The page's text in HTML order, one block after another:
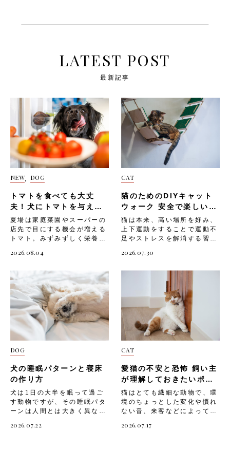
クです。猫は本能的に高い場
も最適です。「棚板ステッ
を取り付け、猫が飛び移りな
このときに使用する棚板は、
猫の体重をしっかり支えられ
る、耐荷重の高いものを選ん
でください。「棚板ステッ
プ」は、以下のような手順で
設置しましょう。・壁の下地
の位置を確認し、棚受け金具
をしっかりと固定する・猫が
板を配置する・滑り止めシー
トやカーペットを棚板の上に
貼る・実際に愛猫を乗せてみ
て、ぐらつきがないか確認す
る以下は、「棚板ステップ」
の注意ポイントです。・棚板
は必ず下地のある場所にビス
ず、無理なく上り下りできる
しても大きな怪我をしないよ
う、下に厚手のマットを敷く
突っ張り棒ポール 猫が楽し
めるDIYキャットウォークと
して、「突っ張り棒ポール」
もお勧めです。天井と床の間
に突っ張り棒を設置し、爪と
ぎ素材の麻縄を巻き付けたポ
ールの光景は、SNSなどでも
よく見かけますよね。室内で
の「突っ張り棒ポール」に
は、下記のような素材をお勧
めします。・滑り止め加工の
された突っ張り棒・麻縄やジ
ュート素材のロープ・爪とぎ
機能付きのカバー「突っ張り
棒ポール」は、以下のような
で部屋のレイアウトが変わ
の変化」に関する注意ポイン
少しずつ行う・愛猫のお気に
ま使わせる・落ち着ける隠れ
場所を必ず確保しておく 大
きな音や苦手な音 「大きな
音や苦手な音」も、猫が恐怖
を感じやすい原因です。猫は
聴覚が非常に優れているた
め、人にとっては気にならな
い音でも猫にとっては大きな
す。「大きな音や苦手な音」
として、以下のようなものが
挙げられます。・雷や花火の
音・掃除機やドライヤーの
音・工事や車のクラクション
などの外の騒音以下は、「大
きな音や苦手な音」に関する
る前後は愛猫のそばで安心さ
るなどして音を軽減する工夫
をする・無理に抱き上げず、
隠れたい場所に隠れさせてあ
げる 来客や新しい家族 「来
客や新しい家族」も、猫にと
って不安の原因になりやすい
出来事です。知らない人やほ
かの動物のニオイ、声、気配
は、猫にとって警戒すべき対
象に映ることがあります。
「来客や新しい家族」で注意
したい場面には、以下のよう
なものがあります。・見知ら
ぬ人が家に来る・新しい猫や
犬を迎える・赤ちゃんが生ま
れる以下は、「来客や新しい
家族」に関する注意ポイント
「猫の適切な運動量の目安」
を見ていきましょう。 猫の
適切な運動量の目安 猫に必
の目安を参考に、愛猫に合っ
た運動量を確保してあげまし
ょう。 子猫（〜1歳） 子猫
は体の発達とともに、旺盛な
好奇心とエネルギーを持って
います。 1日に複数回、合計
30〜60分程度の遊び時間を
設けるのが理想的です。 短
時間で全力遊びを繰り返す子
たり10〜15分を目安に遊ん
であげましょう。 子猫の遊
びには、以下のようなポイン
トがあります。・運動量が多
いので1日数回に分けて遊
ぶ・骨や関節がまだ発達段階
なので激しすぎる運動は避け
って好奇心を刺激する 成猫
（1〜7歳） 成猫は1日合計
20〜30分程度の活発な遊び
が適切とされています。 猫
は短時間に集中してエネルギ
ーを使う「バースト運動」が
得意なため、長時間遊ばせる
よりも1回5〜10分の遊びを1
です。 成猫の遊びには、以
下のようなポイントがありま
す。・狩猟本能を刺激するお
もちゃを活用する・猫が集中
できる静かな環境で遊ぶ・猫
のペースに合わせ、強制せず
に遊ぶ シニア猫（7歳〜）
低下してきますが、それでも
猫が穏やかな毎日を送れるよ
う、リラックスできる環境づ
くりを意識しましょう。 次
猫のためのリラックス法 愛
猫には、自宅でもリラックス
してストレスなく過ごしてほ
しいですよね。 以下のよう
なリラックステクニックで、
愛猫が安心して過ごせる時間
をつくってあげましょう。
マッサージ 「マッサージ」
は、手軽にできて猫がリラッ
猫は触れられることで安心感
を覚える動物なので、「マッ
サージ」はストレス解消や飼
い主さんとの絆を深めるのに
も最適です。 「マッサー
ジ」は、愛猫の体を優しくな
でるように触れるだけ。 こ
無理に触らず、猫が喜ぶ場所
を中心にゆっくりと行ってく
ださい。 「マッサージ」
は、以下のような手順で行い
ましょう。・愛猫がリラック
スしているタイミングを見計
らって始める・顔まわりや首
の付け根、背中など、猫が好
愛猫の様子を見ながら、嫌が
るそぶりがあればすぐに手を
止める・気持ちよさそうにし
ていたら、優しく声をかけな
がら続ける以下は、「マッサ
ージ」の注意ポイントで
す。・無理に長時間行わず、
る・力を入れすぎず、常に優
LATEST POST
最新記事
NEW, DOG
2026.08.04
トマトを食べても大丈
夫！犬にトマトを与える
際の注意を解説！
夏場は家庭菜園やスーパーの
店先で目にする機会が増える
トマト。みずみずしく栄養も
けてあげたいと感じる飼い主
ただしトマトには、犬に与え
るうえで気をつけたい部位や
分量が存在します。知識が不
十分なまま口にさせてしまう
と、体調を崩す原因になりか
ねません。 今回は、「トマ
トを与える際に気をつけたい
部位や成分」と、「愛犬へ安
全にトマトを取り入れる方
ついて解説していきます。
トマトを与える際に気をつけ
は犬にとって危険な食材では
ありませんが、与え方次第で
不調につながることがありま
す。なかでも意識しておきた
CAT
2026.07.30
猫のためのDIYキャット
ウォーク 安全で楽しい空
中遊具の作り方
猫は本来、高い場所を好み、
上下運動をすることで運動不
足やストレスを解消する習性
上下運動が不足しがちで、運
い」など、心身に悪影響を及
ぼすことも。そんな猫のため
に、部屋の壁面を利用した
DIYキャットウォークを設置
してあげましょう。 そこで
今回は、「猫にキャットウォ
ークが必要な理由」や、「猫
のためのDIYキャットウォー
注意点」についてご紹介しま
す。 猫にキャットウォーク
下運動は欠かせないものです
が、室内飼いの場合はスペー
スが限られ、十分な運動をさ
せるのが難しいですよね。だ
DOG
2026.07.22
犬の睡眠パターンと寝床
の作り方
犬は1日の大半を眠って過ご
す動物ですが、その睡眠パタ
ーンは人間とは大きく異なり
いるけれど、これは普通なの
CAT
2026.07.17
愛猫の不安と恐怖 飼い主
が理解しておきたいポイ
ント
猫はとても繊細な動物で、環
境のちょっとした変化や慣れ
ない音、来客などによって不
です。飼い主さんが気づかな